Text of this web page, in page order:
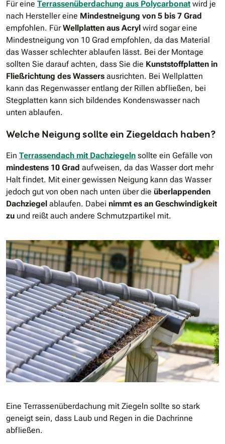
Für eine Terrassenüberdachung aus Polycarbonat wird je
nach Hersteller eine Mindestneigung von 5 bis 7 Grad
empfohlen. FürWellplatten aus Acryl wird sogar eine
Mindestneigung von 10 Grad empfohlen, da das Material
das Wasser schlechter ablaufen lässt. Bei der Montage
sollten Sie darauf achten, dass Sie die Kunststoffplatten in
Fließrichtung des Wassers ausrichten. Bei Wellplatten
kann das Regenwasser entlang der Rillen abfließen, bei
Stegplatten kann sich bildendes Kondenswasser nach
unten ablaufen.
Welche Neigung sollte ein Ziegeldach haben?
Ein Terrassendach mit Dachziegeln sollte ein Gefälle von
mindestens 10 Grad aufweisen, da das Wasser dort mehr
Halt findet. Mit einer gewissen Neigung kann das Wasser
jedoch gut von oben nach unten über die überlappenden
Dachziegel ablaufen. Dabei nimmt es an Geschwindigkeit
zu und reißt auch andere Schmutzpartikel mit.
Eine Terrassenüberdachung mit Ziegeln sollte so stark
geneigt sein, dass Laub und Regen in die Dachrinne
abfließen.